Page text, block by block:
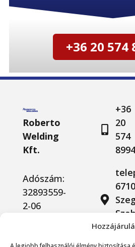
+36 20 574
Roberto
Welding
Kft.
Adószám:
32893559-
2-06
+36
20
574
8994
6710
út